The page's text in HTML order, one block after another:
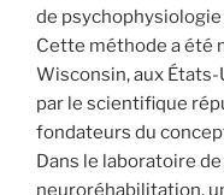
de
Cette méthode a été
Wisconsin, aux
par le scientifique
fondateurs du
Dans le laboratoire
neuroréhabilitation,